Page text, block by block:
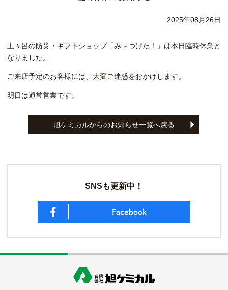
2025年08月26日
土々呂の防災・ギフトショップ「み～つけた！」は本日臨時休業と
なりました。
ご来店予定のお客様には、大変ご迷惑をおかけします。
明日は通常営業です。
旭ケミカルからのお知らせ一覧へ戻る
SNSも更新中！
Facebook